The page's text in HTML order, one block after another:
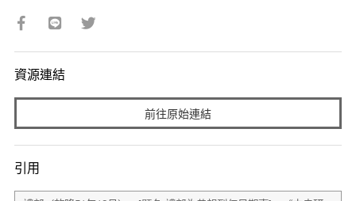
資源連結
前往原始連結
引用